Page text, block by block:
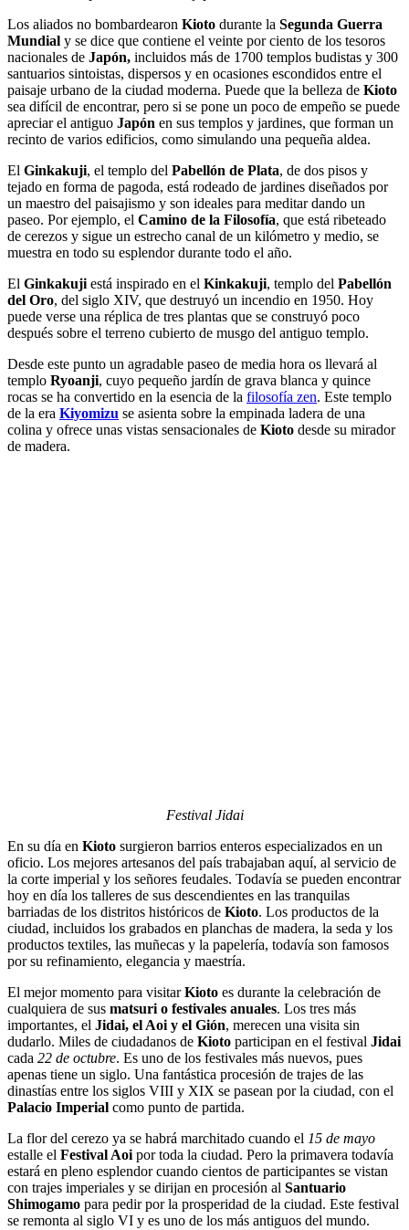
Los aliados no bombardearon Kioto durante la Segunda Guerra
Mundial y se dice que contiene el veinte por ciento de los tesoros
nacionales de Japón, incluidos más de 1700 templos budistas y 300
santuarios sintoistas, dispersos y en ocasiones escondidos entre el
paisaje urbano de la ciudad moderna. Puede que la belleza de Kioto
sea difícil de encontrar, pero si se pone un poco de empeño se puede
apreciar el antiguo Japón en sus templos y jardines, que forman un
recinto de varios edificios, como simulando una pequeña aldea.
El Ginkakuji, el templo del Pabellón de Plata, de dos pisos y
tejado en forma de pagoda, está rodeado de jardines diseñados por
un maestro del paisajismo y son ideales para meditar dando un
paseo. Por ejemplo, el Camino de la Filosofía, que está ribeteado
de cerezos y sigue un estrecho canal de un kilómetro y medio, se
muestra en todo su esplendor durante todo el año.
El Ginkakuji está inspirado en el Kinkakuji, templo del Pabellón
del Oro, del siglo XIV, que destruyó un incendio en 1950. Hoy
puede verse una réplica de tres plantas que se construyó poco
después sobre el terreno cubierto de musgo del antiguo templo.
Desde este punto un agradable paseo de media hora os llevará al
templo Ryoanji, cuyo pequeño jardín de grava blanca y quince
rocas se ha convertido en la esencia de la filosofía zen. Este templo
de la era Kiyomizu se asienta sobre la empinada ladera de una
colina y ofrece unas vistas sensacionales de Kioto desde su mirador
de madera.
Festival Jidai
En su día en Kioto surgieron barrios enteros especializados en un
oficio. Los mejores artesanos del país trabajaban aquí, al servicio de
la corte imperial y los señores feudales. Todavía se pueden encontrar
hoy en día los talleres de sus descendientes en las tranquilas
barriadas de los distritos históricos de Kioto. Los productos de la
ciudad, incluidos los grabados en planchas de madera, la seda y los
productos textiles, las muñecas y la papelería, todavía son famosos
por su refinamiento, elegancia y maestría.
El mejor momento para visitarKioto es durante la celebración de
cualquiera de sus matsuri o festivales anuales. Los tres más
importantes, el Jidai, el Aoi y el Gión, merecen una visita sin
dudarlo. Miles de ciudadanos de Kioto participan en el festival Jidai
cada 22 de octubre. Es uno de los festivales más nuevos, pues
apenas tiene un siglo. Una fantástica procesión de trajes de las
dinastías entre los siglos VIII y XIX se pasean por la ciudad, con el
Palacio Imperial como punto de partida.
La flor del cerezo ya se habrá marchitado cuando el 15 de mayo
estalle el Festival Aoi por toda la ciudad. Pero la primavera todavía
estará en pleno esplendor cuando cientos de participantes se vistan
con trajes imperiales y se dirijan en procesión al Santuario
Shimogamo para pedir por la prosperidad de la ciudad. Este festival
se remonta al siglo VI y es uno de los más antiguos del mundo.